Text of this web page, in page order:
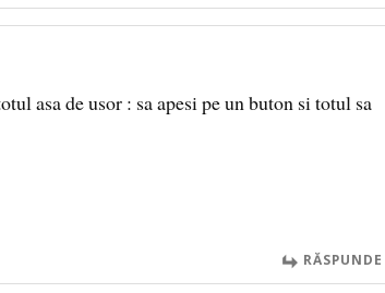
asa de usor : sa apesi pe un buton si totul sa
RĂSPUNDE